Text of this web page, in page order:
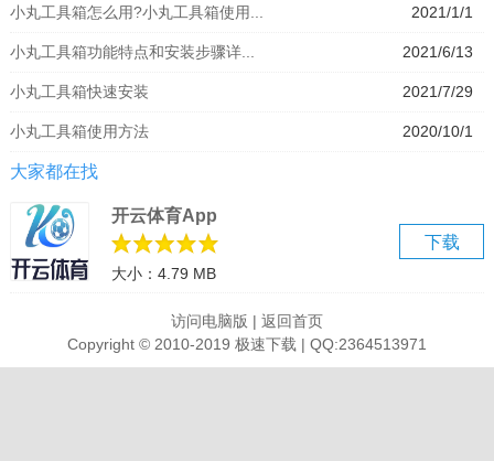
ASS/SRT字幕内嵌到视频。
MP4/MKV/FLV的无损抽取和封装。
安装步骤
在本站下载小丸工具箱软件，解压之后双击.exe，出现一个欢迎界
面，点击“下一步”继续。
2021/1/1
小丸工具箱怎么用?小丸工具箱使用...
2021/6/13
小丸工具箱功能特点和安装步骤详...
2021/7/29
小丸工具箱快速安装
2020/10/1
小丸工具箱使用方法
大家都在找
下载
开云体育App
大小：4.79 MB
访问电脑版 | 返回首页
Copyright © 2010-2019 极速下载 | QQ:2364513971